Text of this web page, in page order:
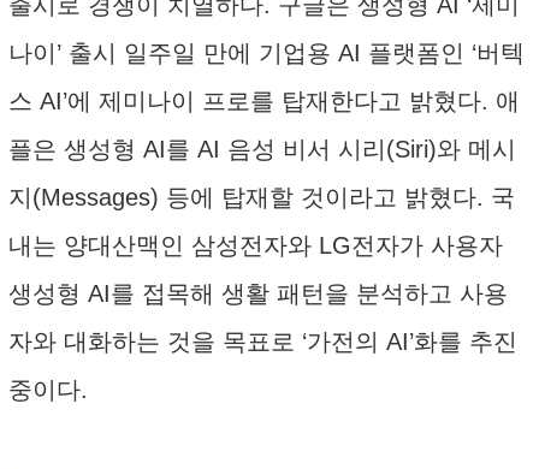
나이’ 출시 일주일 만에 기업용 AI 플랫폼인 ‘버텍
스 AI’에 제미나이 프로를 탑재한다고 밝혔다. 애
플은 생성형 AI를 AI 음성 비서 시리(Siri)와 메시
지(Messages) 등에 탑재할 것이라고 밝혔다. 국
내는 양대산맥인 삼성전자와 LG전자가 사용자
생성형 AI를 접목해 생활 패턴을 분석하고 사용
자와 대화하는 것을 목표로 ‘가전의 AI’화를 추진
중이다.